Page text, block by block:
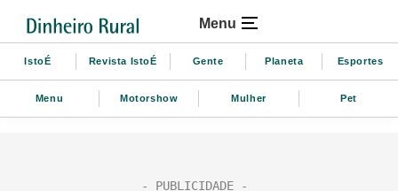
Menu
IstoÉ Revista IstoÉ Gente Planeta Esportes
Menu Motorshow Mulher Pet